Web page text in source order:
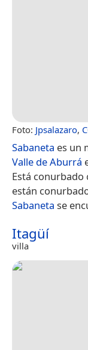
Foto: Jpsalazaro,
Sabaneta es un
Valle de Aburrá
Está conurbado
están
Sabaneta se
Itagüí
villa